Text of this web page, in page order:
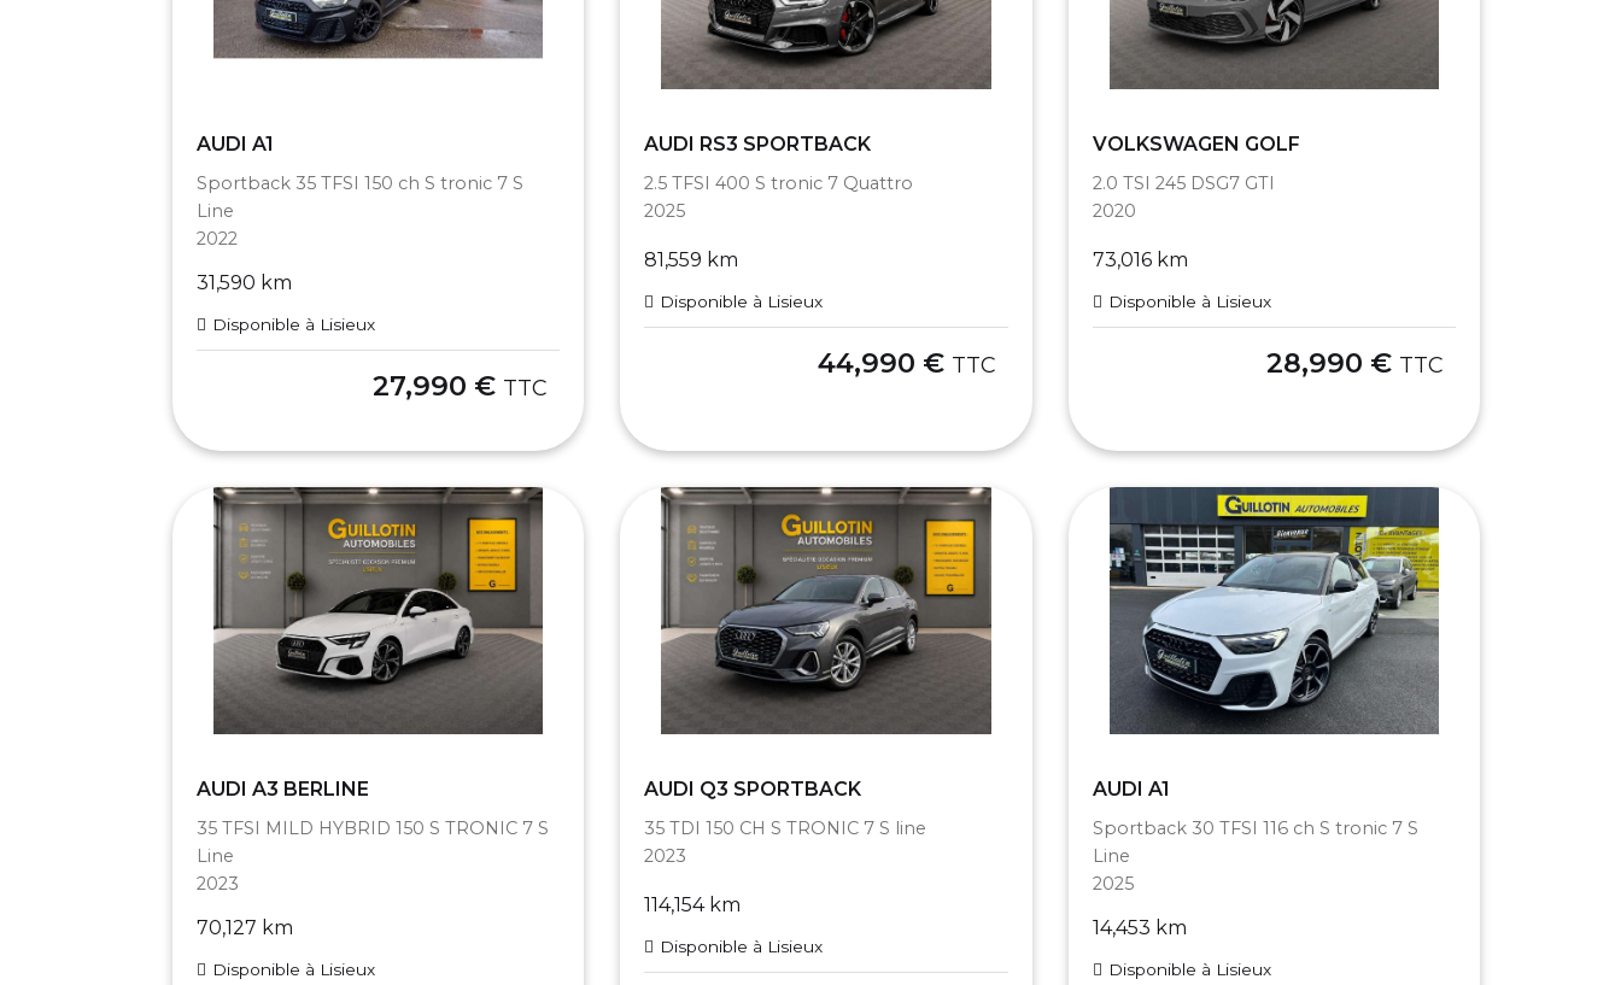
AUDI A1
Sportback 35 TFSI 150 ch S tronic 7 S
Line
2022
31,590 km
Disponible à Lisieux
27,990 € TTC
AUDI RS3 SPORTBACK
2.5 TFSI 400 S tronic 7 Quattro
2025
81,559 km
Disponible à Lisieux
44,990 € TTC
VOLKSWAGEN GOLF
2.0 TSI 245 DSG7 GTI
2020
73,016 km
Disponible à Lisieux
28,990 € TTC
AUDI A3 BERLINE
35 TFSI MILD HYBRID 150 S TRONIC 7 S
Line
2023
70,127 km
Disponible à Lisieux
AUDI Q3 SPORTBACK
35 TDI 150 CH S TRONIC 7 S line
2023
114,154 km
Disponible à Lisieux
AUDI A1
Sportback 30 TFSI 116 ch S tronic 7 S
Line
2025
14,453 km
Disponible à Lisieux